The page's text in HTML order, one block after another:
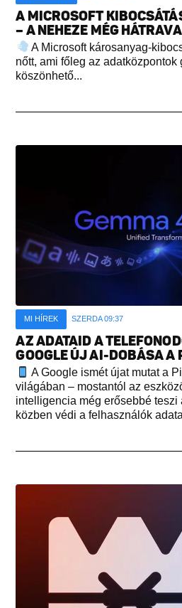
A MICROSOFT
– A NEHEZE MÉG
A Microsoft károsanyag-
nőtt, ami főleg az
köszönhető...
MI HÍREK SZERDA 09:37
AZ ADATAID A
GOOGLE ÚJ AI-DOBÁSA A
A Google ismét újat mutat a
világában – mostantól az
intelligencia még erősebbé teszi
közben védi a felhasználók